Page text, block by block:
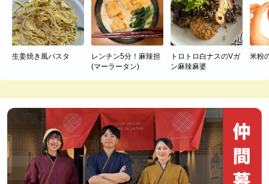
生姜焼き風パスタ
レンチン5分！麻辣担
(マーラータン)
トロトロ白ナスのVガ
ン麻辣麻婆
米粉